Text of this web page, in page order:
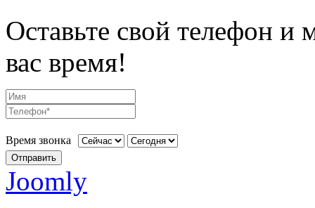
Оставьте свой телефон и
вас время!
Время звонка
Отправить
Joomly